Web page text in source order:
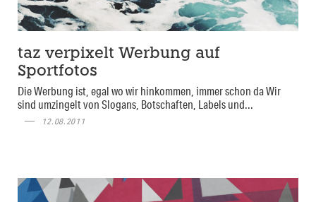
taz verpixelt Werbung auf
Sportfotos
Die Werbung ist, egal wo wir hinkommen, immer schon da Wir
sind umzingelt von Slogans, Botschaften, Labels und...
12.08.2011